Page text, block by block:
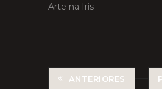
Arte na Iris
ANTERIORES